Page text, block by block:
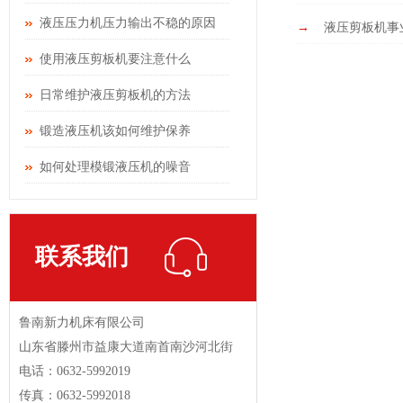
液压压力机压力输出不稳的原因
使用液压剪板机要注意什么
日常维护液压剪板机的方法
锻造液压机该如何维护保养
如何处理模锻液压机的噪音
联系我们
鲁南新力机床有限公司
山东省滕州市益康大道南首南沙河北街
电话：0632-5992019
传真：0632-5992018
→ 液压剪板机事